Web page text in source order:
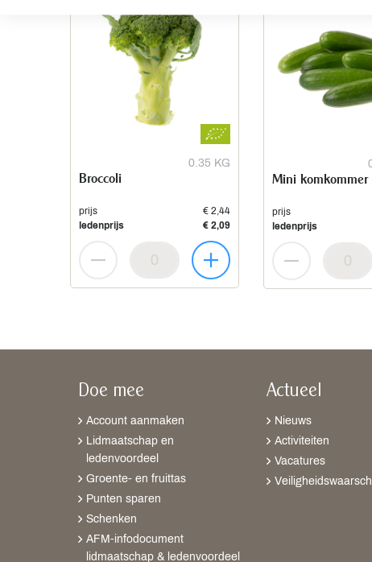
0.35 KG
Broccoli
prijs
€ 2,44
ledenprijs
€ 2,09
Mini komkommer
prijs
ledenprijs
Doe mee
Account aanmaken
Lidmaatschap en
ledenvoordeel
Groente- en fruittas
Punten sparen
Schenken
AFM-infodocument
lidmaatschap & ledenvoordeel
Actueel
Nieuws
Activiteiten
Vacatures